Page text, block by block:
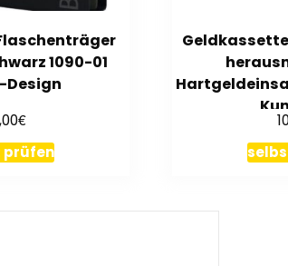
1090-01
€
prüfen